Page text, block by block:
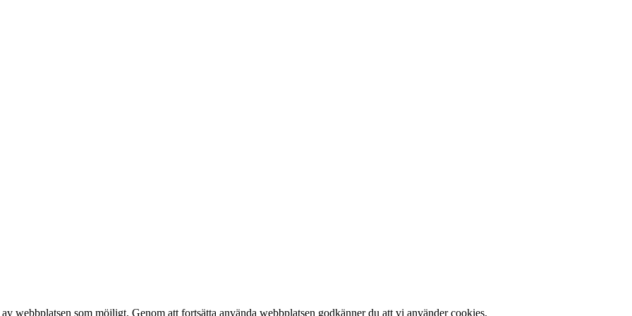
webbplatsen som möjligt. Genom att fortsätta använda webbplatsen godkänner du att vi använder cookies.